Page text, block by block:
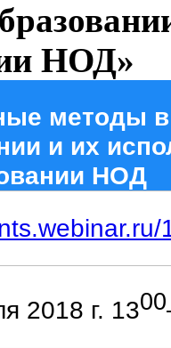
НОД»
методы
и их
НОД
2018 г. 1300